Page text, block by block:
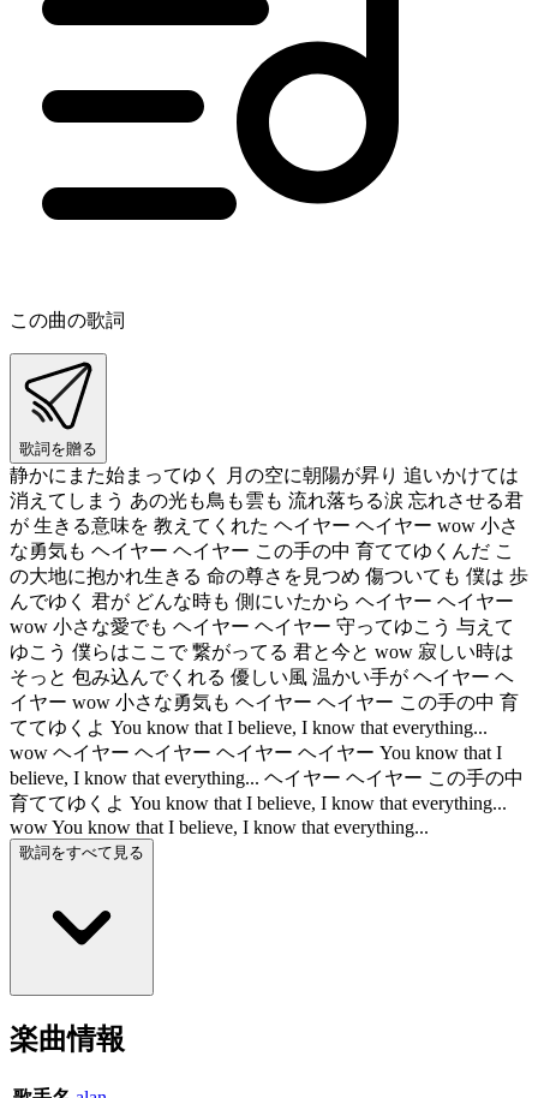
この曲の歌詞
歌詞を贈る
静かにまた始まってゆく 月の空に朝陽が昇り 追いかけては
消えてしまう あの光も鳥も雲も 流れ落ちる涙 忘れさせる君
が 生きる意味を 教えてくれた ヘイヤー ヘイヤー wow 小さ
な勇気も ヘイヤー ヘイヤー この手の中 育ててゆくんだ こ
の大地に抱かれ生きる 命の尊さを見つめ 傷ついても 僕は 歩
んでゆく 君が どんな時も 側にいたから ヘイヤー ヘイヤー
wow 小さな愛でも ヘイヤー ヘイヤー 守ってゆこう 与えて
ゆこう 僕らはここで 繋がってる 君と今と wow 寂しい時は
そっと 包み込んでくれる 優しい風 温かい手が ヘイヤー ヘ
イヤー wow 小さな勇気も ヘイヤー ヘイヤー この手の中 育
ててゆくよ You know that I believe, I know that everything...
wow ヘイヤー ヘイヤー ヘイヤー ヘイヤー You know that I
believe, I know that everything... ヘイヤー ヘイヤー この手の中
育ててゆくよ You know that I believe, I know that everything...
wow You know that I believe, I know that everything...
歌詞をすべて見る
楽曲情報